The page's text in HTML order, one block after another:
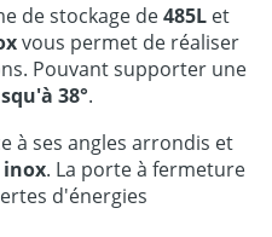
de stockage de485L et
vous permet de réaliser
Pouvant supporter une
38°.
à ses angles arrondis et
. La porte à fermeture
d'énergies